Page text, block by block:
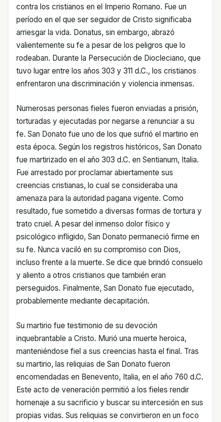
contra los cristianos en el Imperio Romano. Fue un
período en el que ser seguidor de Cristo significaba
arriesgar la vida. Donatus, sin embargo, abrazó
valientemente su fe a pesar de los peligros que lo
rodeaban. Durante la Persecución de Diocleciano, que
tuvo lugar entre los años 303 y 311 d.C., los cristianos
enfrentaron una discriminación y violencia inmensas.
Numerosas personas fieles fueron enviadas a prisión,
torturadas y ejecutadas por negarse a renunciar a su
fe. San Donato fue uno de los que sufrió el martirio en
esta época. Según los registros históricos, San Donato
fue martirizado en el año 303 d.C. en Sentianum, Italia.
Fue arrestado por proclamar abiertamente sus
creencias cristianas, lo cual se consideraba una
amenaza para la autoridad pagana vigente. Como
resultado, fue sometido a diversas formas de tortura y
trato cruel. A pesar del inmenso dolor físico y
psicológico infligido, San Donato permaneció firme en
su fe. Nunca vaciló en su compromiso con Dios,
incluso frente a la muerte. Se dice que brindó consuelo
y aliento a otros cristianos que también eran
perseguidos. Finalmente, San Donato fue ejecutado,
probablemente mediante decapitación.
Su martirio fue testimonio de su devoción
inquebrantable a Cristo. Murió una muerte heroica,
manteniéndose fiel a sus creencias hasta el final. Tras
su martirio, las reliquias de San Donato fueron
encomendadas en Benevento, Italia, en el año 760 d.C.
Este acto de veneración permitió a los fieles rendir
homenaje a su sacrificio y buscar su intercesión en sus
propias vidas. Sus reliquias se convirtieron en un foco